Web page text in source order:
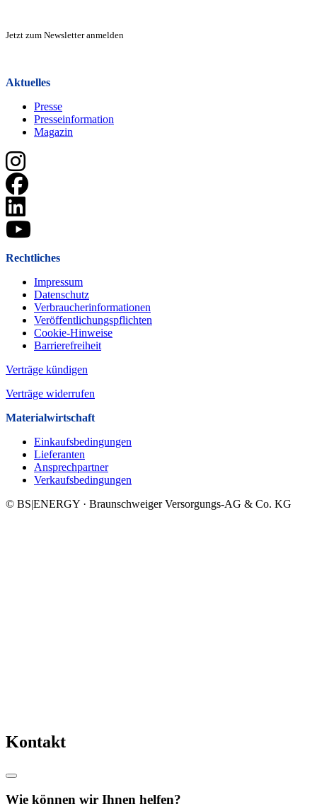
Jetzt zum Newsletter anmelden
Aktuelles
Presse
Presseinformation
Magazin
Rechtliches
Impressum
Datenschutz
Verbraucherinformationen
Veröffentlichungspflichten
Cookie-Hinweise
Barrierefreiheit
Verträge kündigen
Verträge widerrufen
Materialwirtschaft
Einkaufsbedingungen
Lieferanten
Ansprechpartner
Verkaufsbeding­ungen
© BS|ENERGY · Braunschweiger Versorgungs-AG & Co. KG
Kontakt
Wie können wir Ihnen helfen?